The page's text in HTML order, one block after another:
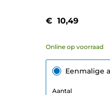
€ 10,49
Online op voorraad
Eenmalige
Aantal